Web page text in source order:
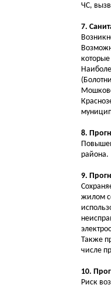
ЧС,
7.
8.
района.
9.
жилом
Также
числе
10.
Риск